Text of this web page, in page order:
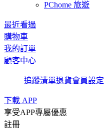
PChome 旅遊
最近看過
購物車
我的訂單
顧客中心
追蹤清單退貨會員設定
下載 APP
享受APP專屬優惠
註冊